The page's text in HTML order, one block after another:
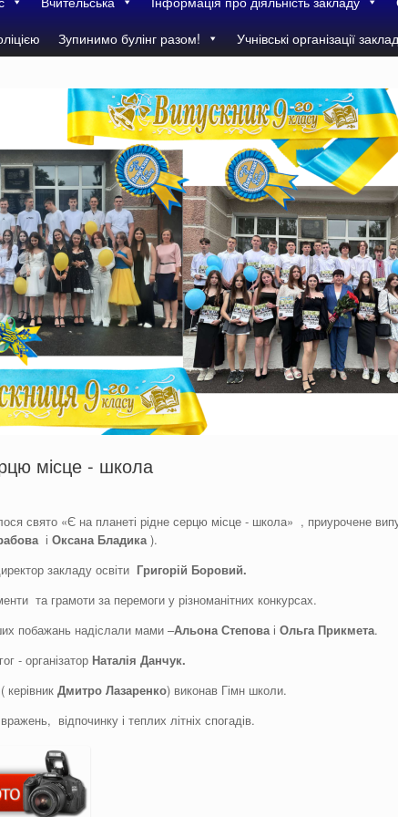
Зупинимо булінг разом! Учнівські організації
місце - школа
свято «Є на планеті рідне серцю місце - школа» , приурочене
і Оксана Бладика).
закладу освіти Григорій Боровий.
та грамоти за перемоги у різноманітних конкурсах.
побажань надіслали мами –АльонаСтеповаі Ольга Прикмета.
- організатор Наталія Данчук.
Дмитро Лазаренко) виконав Гімн школи.
відпочинку і теплих літніх спогадів.